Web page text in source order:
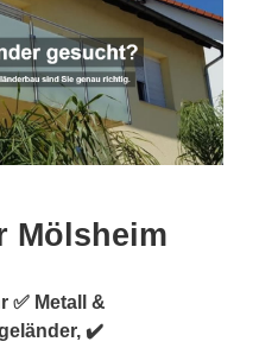
Mölsheim
✅ Metall &
✔️